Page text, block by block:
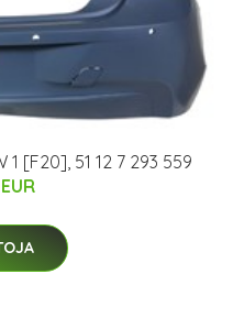
1 [F20], 51 12 7 293 559